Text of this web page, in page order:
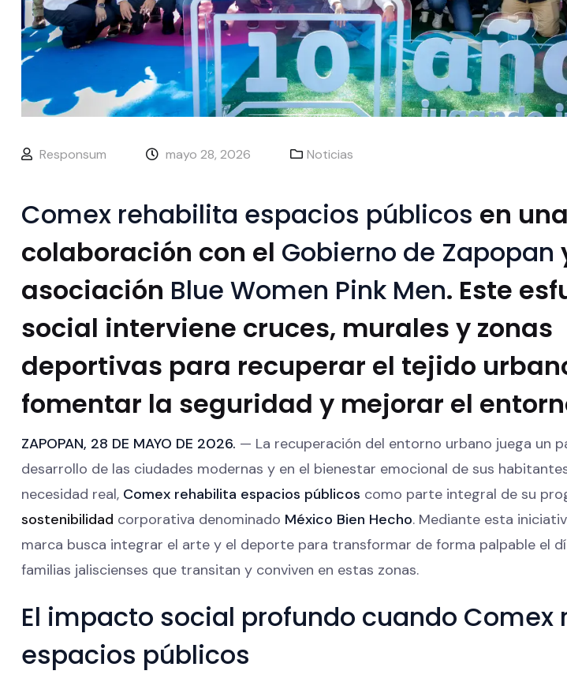
Responsum mayo 28, 2026 Noticias
Comex rehabilita espacios públicos en
colaboración con el Gobierno de Zapopan
asociación Blue Women Pink Men. Este
social interviene cruces, murales y zonas
deportivas para recuperar el tejido
fomentar la seguridad y mejorar el
ZAPOPAN, 28 DE MAYO DE 2026. — La recuperación del entorno urbano juega un
desarrollo de las ciudades modernas y en el bienestar emocional de sus
necesidad real, Comex rehabilita espacios públicos como parte integral de su
sostenibilidad corporativa denominado México Bien Hecho. Mediante esta
marca busca integrar el arte y el deporte para transformar de forma palpable el
familias jaliscienses que transitan y conviven en estas zonas.
El impacto social profundo cuando Comex
espacios públicos